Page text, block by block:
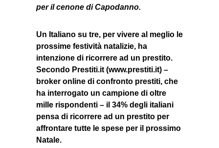
per il cenone di Capodanno.
Un Italiano su tre, per vivere al meglio le
prossime festività natalizie, ha
intenzione di ricorrere ad un prestito.
Secondo Prestiti.it (www.prestiti.it) –
broker online di confronto prestiti, che
ha interrogato un campione di oltre
mille rispondenti – il 34% degli italiani
pensa di ricorrere ad un prestito per
affrontare tutte le spese per il prossimo
Natale.